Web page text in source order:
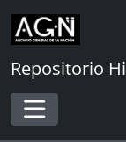
Skip to main content
Repositorio
Toggle